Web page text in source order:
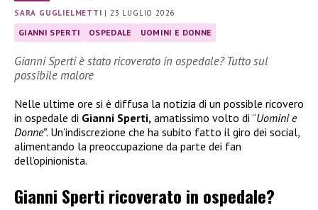
SARA GUGLIELMETTI |23 LUGLIO 2026
GIANNI SPERTI OSPEDALE UOMINI E DONNE
Gianni Sperti è stato ricoverato in ospedale? Tutto sul
possibile malore
Nelle ultime ore si è diffusa la notizia di un possible ricovero
in ospedale di Gianni Sperti, amatissimo volto di “Uomini e
Donne”. Un’indiscrezione che ha subito fatto il giro dei social,
alimentando la preoccupazione da parte dei fan
dell’opinionista.
Gianni Sperti ricoverato in ospedale?